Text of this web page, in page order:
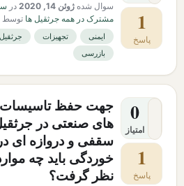
1
پاسخ
سوال شده ژوئن 14, 2020 در
مشترک در همه جرثقیل ها توسط
ایمنی تجهیزات
جرثقیل
بازرسی
0
امتیاز
1
پاسخ
جهت حفظ تاسیسات
های صنعتی در
سقفی و دروازه ای
خوردگی باید چه
نظر گرفت؟